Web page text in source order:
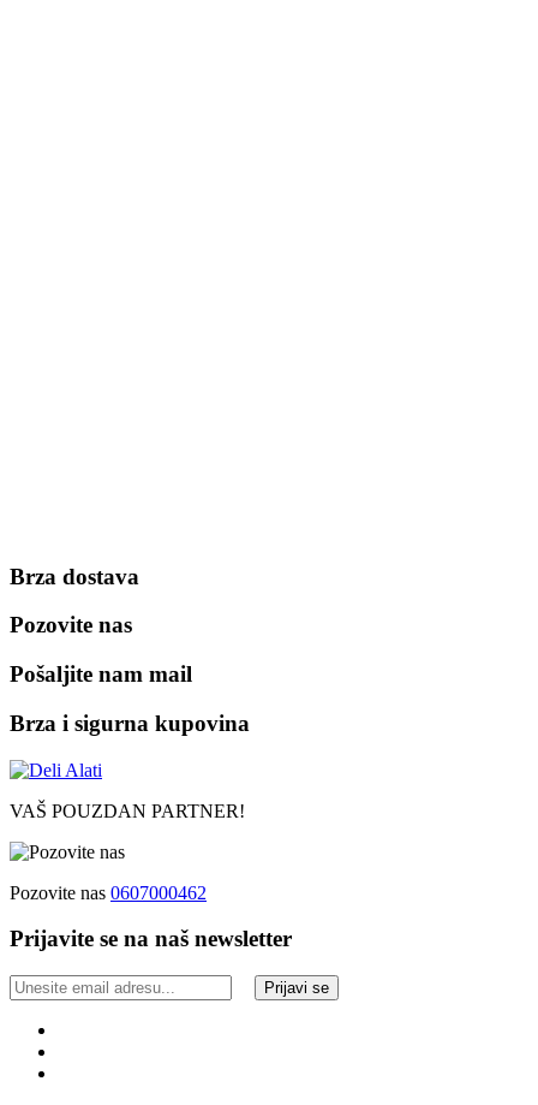
Brza dostava
Pozovite nas
Pošaljite nam mail
Brza i sigurna kupovina
VAŠ POUZDAN PARTNER!
Pozovite nas 0607000462
Prijavite se na naš newsletter
Prijavi se